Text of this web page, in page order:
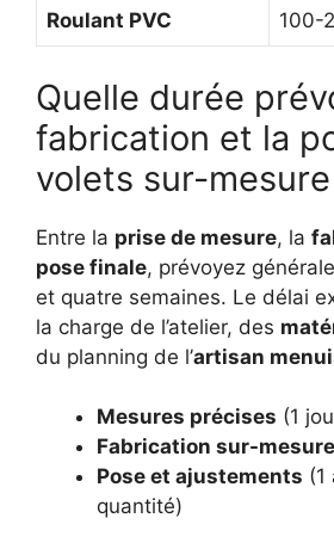
Roulant PVC 100-
Quelle durée
fabrication et la
volets sur-mesure
Entre la prise de mesure, la
pose finale, prévoyez
et quatre semaines. Le délai
la charge de l’atelier, des
du planning de l’artisan
Mesures précises (1
Fabrication sur-mesure
Pose et ajustements (1
quantité)